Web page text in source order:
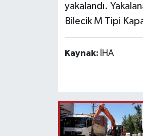
yakalandı.
Bilecik M Tipi
Kaynak: İHA